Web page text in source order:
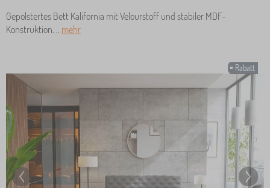
Gepolstertes Bett Kalifornia mit Velourstoff und stabiler MDF-
Konstruktion. .. mehr
Rabatt